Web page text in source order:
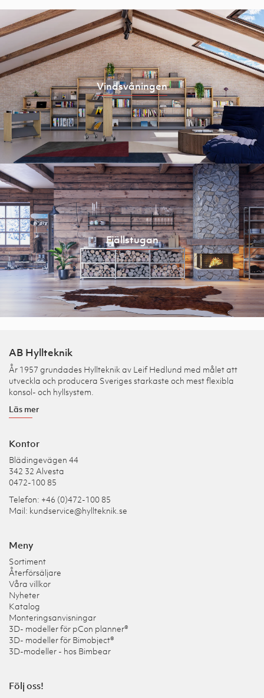
Vindsvåningen
Fjällstugan
AB Hyllteknik
År 1957 grundades Hyllteknik av Leif Hedlund med målet att
utveckla och producera Sveriges starkaste och mest flexibla
konsol- och hyllsystem.
Läs mer
Kontor
Blädingevägen 44
342 32 Alvesta
0472-100 85
Telefon: +46 (0)472-100 85
Mail: kundservice@hyllteknik.se
Meny
Sortiment
Återförsäljare
Våra villkor
Nyheter
Katalog
Monteringsanvisningar
3D- modeller för pCon planner®
3D- modeller för Bimobject®
3D-modeller - hos Bimbear
Följ oss!